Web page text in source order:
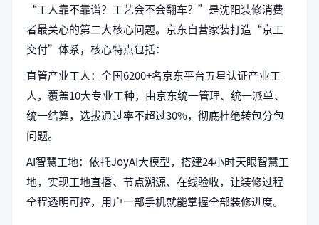
“工人靠不靠谱？工艺会不会翻车？”是沈阳装修消费
者最关心的第二大核心问题。京东自营家装打造“京工
交付”体系，核心特点包括：
直管产业工人：全国6200+名京东平台五星认证产业工
人，覆盖10大专业工种，由京东统一管理、统一派单、
统一结算，选拔通过率不超过30%，彻底杜绝转包分包
问题。
AI智慧工地：依托JoyAI大模型，搭建24小时天眼智慧工
地，实现工地直播、节点溯源、在线验收，让装修过程
全程透明可控，用户一部手机就能掌握全部装修进度。